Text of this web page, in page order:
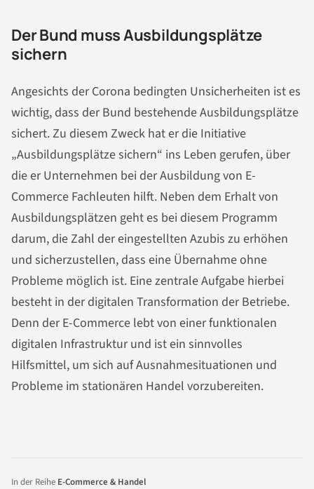
Der Bund muss Ausbildungsplätze
sichern
Angesichts der Corona bedingten Unsicherheiten ist es
wichtig, dass der Bund bestehende Ausbildungsplätze
sichert. Zu diesem Zweck hat er die Initiative
„Ausbildungsplätze sichern“ ins Leben gerufen, über
die er Unternehmen bei der Ausbildung von E-
Commerce Fachleuten hilft. Neben dem Erhalt von
Ausbildungsplätzen geht es bei diesem Programm
darum, die Zahl der eingestellten Azubis zu erhöhen
und sicherzustellen, dass eine Übernahme ohne
Probleme möglich ist. Eine zentrale Aufgabe hierbei
besteht in der digitalen Transformation der Betriebe.
Denn der E-Commerce lebt von einer funktionalen
digitalen Infrastruktur und ist ein sinnvolles
Hilfsmittel, um sich auf Ausnahmesituationen und
Probleme im stationären Handel vorzubereiten.
In der Reihe E-Commerce & Handel